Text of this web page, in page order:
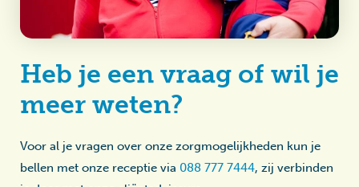
Heb je een vraag of wil je
meer weten?
Voor al je vragen over onze zorgmogelijkheden kun je
bellen met onze receptie via 088 777 7444, zij verbinden